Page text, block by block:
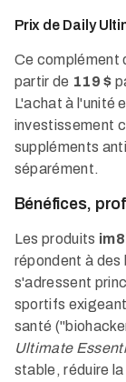
Prix de Daily
Ce complément
partir de 119 $
L'achat à l'unité
investissement
suppléments
séparément.
Bénéfices,
Les produits
répondent à des
s'adressent
sportifs
santé
Ultimate
stable, réduire